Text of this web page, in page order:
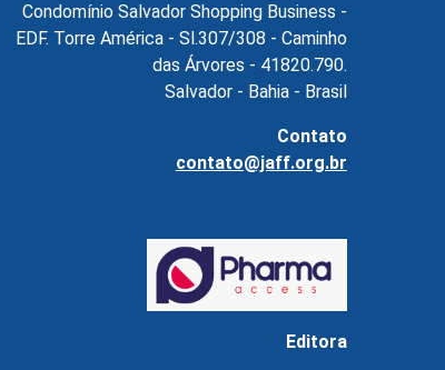
Condomínio Salvador Shopping Business -
EDF. Torre América - Sl.307/308 - Caminho
das Árvores - 41820.790.
Salvador - Bahia - Brasil
Contato
contato@jaff.org.br
Editora